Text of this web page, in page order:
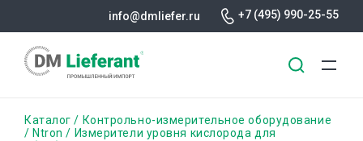
info@dmliefer.ru +7 (495) 990-25-55
Строка
Каталог
Контрольно-измерительное оборудование
Ntron
Измерители уровня кислорода для